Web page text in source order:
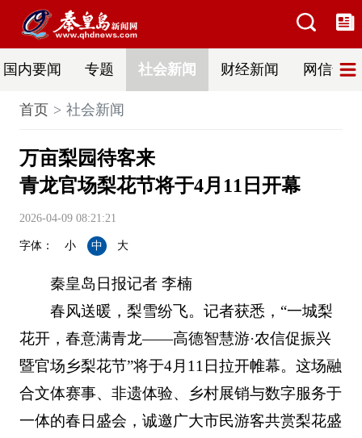
国内要闻 专题 社会新闻 财经新闻 网信普法
首页 社会新闻
万亩梨园待客来
青龙官场梨花节将于4月11日开幕
2026-04-09 08:21:21
字体： 小 中 大
秦皇岛日报记者 李楠
春风送暖，梨雪纷飞。记者获悉，“一城梨
花开，春意满青龙——高德智慧游·农信促振兴
暨官场乡梨花节”将于4月11日拉开帷幕。这场融
合文体赛事、非遗体验、乡村展销与数字服务于
一体的春日盛会，诚邀广大市民游客共赏梨花盛